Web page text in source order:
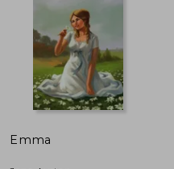
5%
dcto.
Emma